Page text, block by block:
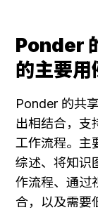
Ponder
的主要用
Ponder 的共
出相结合，支
工作流程。主
综述、将知识
作流程、通过
合，以及需要